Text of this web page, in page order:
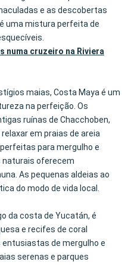
e as descobertas
uma mistura perfeita de
numa cruzeiro na Riviera
maias, Costa Maya é um
na perfeição. Os
ruínas de Chacchoben,
em praias de areia
para mergulho e
naturais oferecem
As pequenas aldeias ao
do modo de vida local.
da costa de Yucatán, é
e recifes de coral
de mergulho e
serenas e parques